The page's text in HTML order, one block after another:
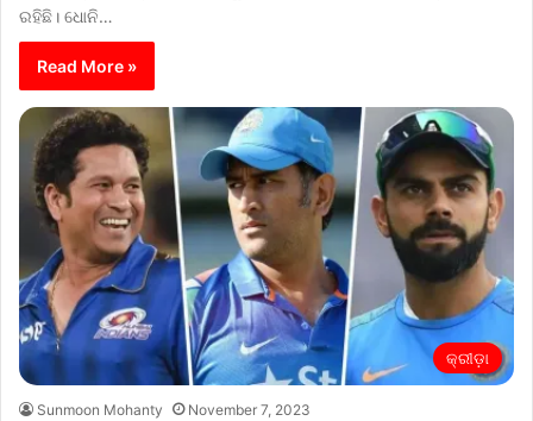
ରହିଛି। ଧୋନି…
Read More »
କ୍ରୀଡ଼ା
Sunmoon Mohanty November 7, 2023